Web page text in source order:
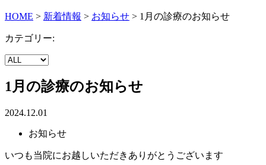
HOME > 新着情報 > お知らせ > 1月の診療のお知らせ
カテゴリー:
1月の診療のお知らせ
2024.12.01
お知らせ
いつも当院にお越しいただきありがとうございます